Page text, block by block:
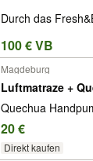
Durch das
100 € VB
Magdeburg
Luftmatraze +
Quechua
20 €
Direkt kaufen